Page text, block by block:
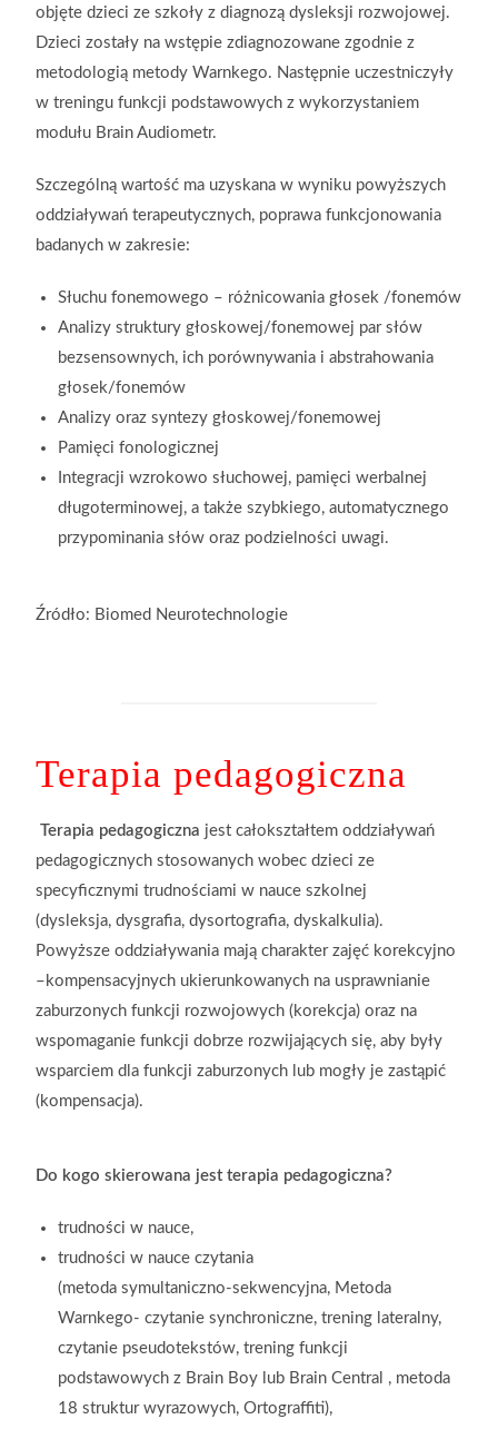
objęte dzieci ze szkoły z diagnozą dysleksji rozwojowej.
Dzieci zostały na wstępie zdiagnozowane zgodnie z
metodologią metody Warnkego. Następnie uczestniczyły
w treningu funkcji podstawowych z wykorzystaniem
modułu Brain Audiometr.
Szczególną wartość ma uzyskana w wyniku powyższych
oddziaływań terapeutycznych, poprawa funkcjonowania
badanych w zakresie:
Słuchu fonemowego – różnicowania głosek /fonemów
Analizy struktury głoskowej/fonemowej par słów
bezsensownych, ich porównywania i abstrahowania
głosek/fonemów
Analizy oraz syntezy głoskowej/fonemowej
Pamięci fonologicznej
Integracji wzrokowo słuchowej, pamięci werbalnej
długoterminowej, a także szybkiego, automatycznego
przypominania słów oraz podzielności uwagi.
Źródło: Biomed Neurotechnologie
Terapia pedagogiczna
Terapia pedagogiczna jest całokształtem oddziaływań
pedagogicznychstosowanych wobec dzieci ze
specyficznymi trudnościami w nauce szkolnej
(dysleksja,dysgrafia, dysortografia, dyskalkulia).
Powyższe oddziaływania mają charakter zajęć korekcyjno
–kompensacyjnych ukierunkowanych na usprawnianie
zaburzonych funkcji rozwojowych (korekcja) oraz na
wspomaganie funkcji dobrze rozwijających się, aby były
wsparciem dla funkcji zaburzonych lub mogły je zastąpić
(kompensacja).
Do kogo skierowana jest terapia pedagogiczna?
trudności w nauce,
trudności w nauce czytania
(metoda symultaniczno-sekwencyjna, Metoda
Warnkego- czytanie synchroniczne, trening lateralny,
czytanie pseudotekstów, trening funkcji
podstawowych z Brain Boy lub Brain Central , metoda
18 struktur wyrazowych, Ortograffiti),